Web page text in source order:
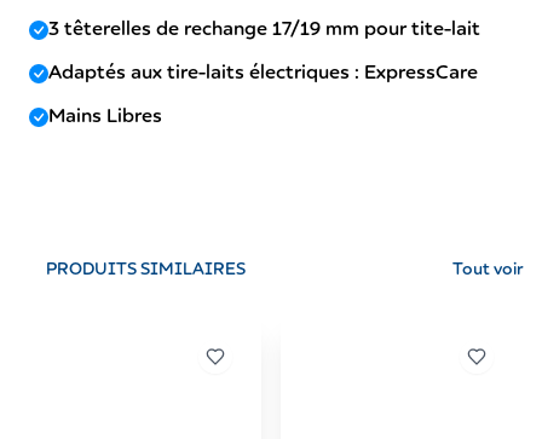
3 têterelles de rechange 17/19 mm pour tite-lait
Adaptés aux tire-laits électriques : ExpressCare
Mains Libres
PRODUITS SIMILAIRES Tout voir